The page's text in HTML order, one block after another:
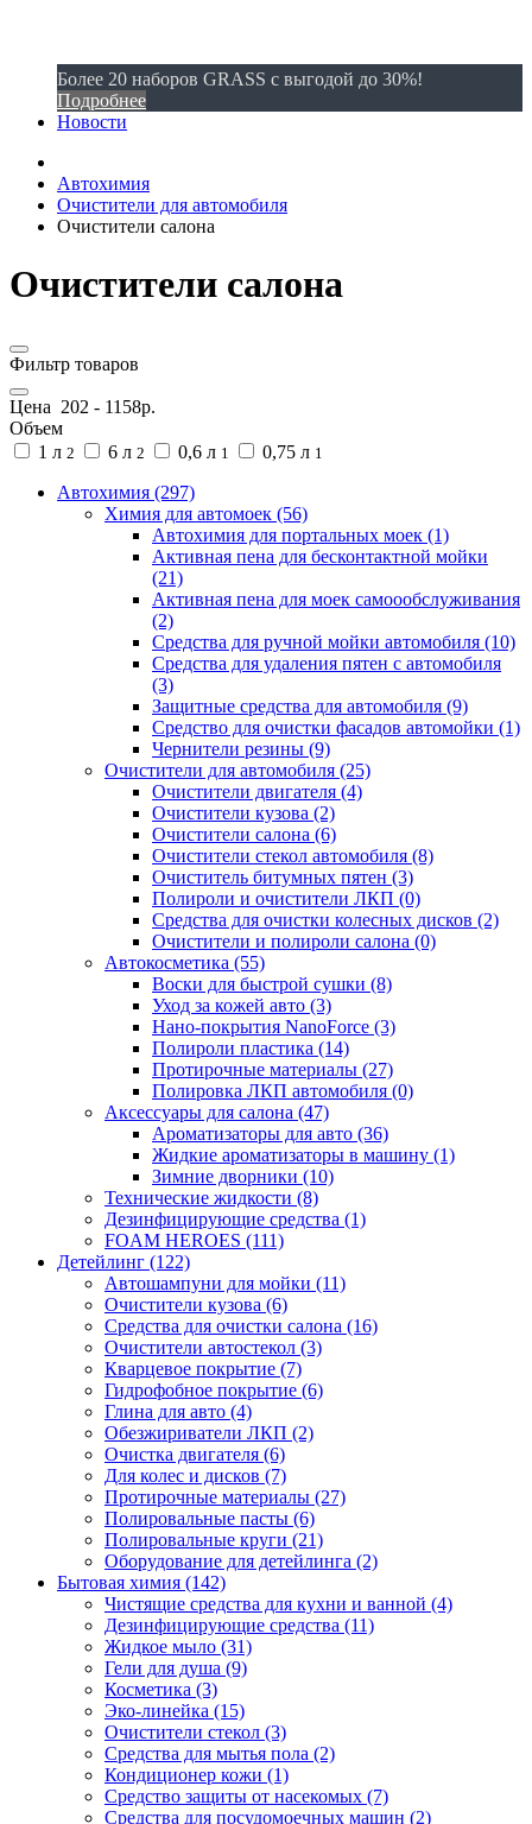
Более 20 наборов GRASS с выгодой до 30%!
Подробнее
Новости
Автохимия
Очистители для автомобиля
Очистители салона
Очистители салона
Фильтр товаров
Цена 202 - 1158р.
Объем
1 л 2 6 л 2 0,6 л 1 0,75 л 1
Автохимия (297)
Химия для автомоек (56)
Автохимия для портальных моек (1)
Активная пена для бесконтактной мойки
(21)
Активная пена для моек самоообслуживания
(2)
Средства для ручной мойки автомобиля (10)
Средства для удаления пятен с автомобиля
(3)
Защитные средства для автомобиля (9)
Средство для очистки фасадов автомойки (1)
Чернители резины (9)
Очистители для автомобиля (25)
Очистители двигателя (4)
Очистители кузова (2)
Очистители салона (6)
Очистители стекол автомобиля (8)
Очиститель битумных пятен (3)
Полироли и очистители ЛКП (0)
Средства для очистки колесных дисков (2)
Очистители и полироли салона (0)
Автокосметика (55)
Воски для быстрой сушки (8)
Уход за кожей авто (3)
Нано-покрытия NanoForce (3)
Полироли пластика (14)
Протирочные материалы (27)
Полировка ЛКП автомобиля (0)
Аксессуары для салона (47)
Ароматизаторы для авто (36)
Жидкие ароматизаторы в машину (1)
Зимние дворники (10)
Технические жидкости (8)
Дезинфицирующие средства (1)
FOAM HEROES (111)
Детейлинг (122)
Автошампуни для мойки (11)
Очистители кузова (6)
Средства для очистки салона (16)
Очистители автостекол (3)
Кварцевое покрытие (7)
Гидрофобное покрытие (6)
Глина для авто (4)
Обезжириватели ЛКП (2)
Очистка двигателя (6)
Для колес и дисков (7)
Протирочные материалы (27)
Полировальные пасты (6)
Полировальные круги (21)
Оборудование для детейлинга (2)
Бытовая химия (142)
Чистящие средства для кухни и ванной (4)
Дезинфицирующие средства (11)
Жидкое мыло (31)
Гели для душа (9)
Косметика (3)
Эко-линейка (15)
Очистители стекол (3)
Средства для мытья пола (2)
Кондиционер кожи (1)
Средство защиты от насекомых (7)
Средства для посудомоечных машин (2)